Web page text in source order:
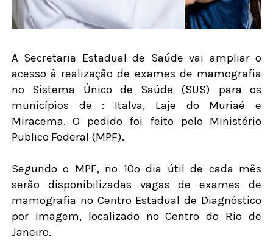
A Secretaria Estadual de Saúde vai ampliar o
acesso à realização de exames de mamografia
no Sistema Único de Saúde (SUS) para os
municípios de : Italva, Laje do Muriaé e
Miracema. O pedido foi feito pelo Ministério
Publico Federal (MPF).
Segundo o MPF, no 10º dia útil de cada mês
serão disponibilizadas vagas de exames de
mamografia no Centro Estadual de Diagnóstico
por Imagem, localizado no Centro do Rio de
Janeiro.